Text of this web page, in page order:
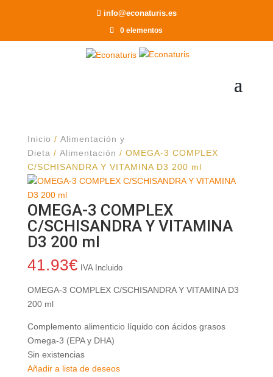
info@econaturis.es
0 elementos
Inicio / Alimentación y
Dieta / Alimentación / OMEGA-3 COMPLEX
C/SCHISANDRA Y VITAMINA D3 200 ml
OMEGA-3 COMPLEX
C/SCHISANDRA Y VITAMINA
D3 200 ml
41.93€ IVA Incluido
OMEGA-3 COMPLEX C/SCHISANDRA Y VITAMINA D3
200 ml
Complemento alimenticio líquido con ácidos grasos
Omega-3 (EPA y DHA)
Sin existencias
Añadir a lista de deseos